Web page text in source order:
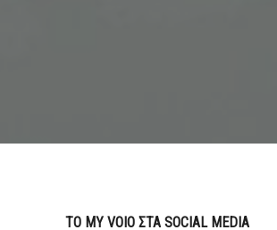
ΤΟ MY VOIO ΣΤΑ SOCIAL MEDIA